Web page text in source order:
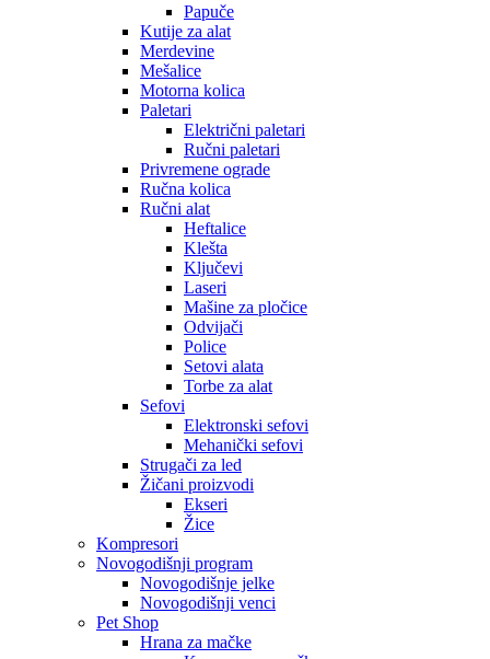
Papuče
Kutije za alat
Merdevine
Mešalice
Motorna kolica
Paletari
Električni paletari
Ručni paletari
Privremene ograde
Ručna kolica
Ručni alat
Heftalice
Klešta
Ključevi
Laseri
Mašine za pločice
Odvijači
Police
Setovi alata
Torbe za alat
Sefovi
Elektronski sefovi
Mehanički sefovi
Strugači za led
Žičani proizvodi
Ekseri
Žice
Kompresori
Novogodišnji program
Novogodišnje jelke
Novogodišnji venci
Pet Shop
Hrana za mačke